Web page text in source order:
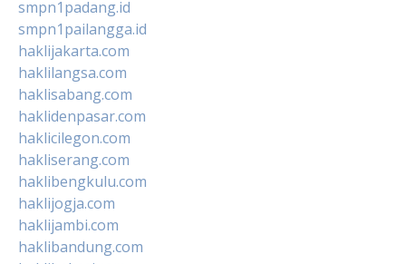
smpn1padang.id
smpn1pailangga.id
haklijakarta.com
haklilangsa.com
haklisabang.com
haklidenpasar.com
haklicilegon.com
hakliserang.com
haklibengkulu.com
haklijogja.com
haklijambi.com
haklibandung.com